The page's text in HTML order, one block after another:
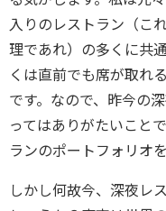
入りのレストラン（こ
理であれ）の多くに共
くは直前でも席が取れ
です。なので、昨今の
ってはありがたいこと
ランのポートフォリオ
しかし何故今、深夜レ